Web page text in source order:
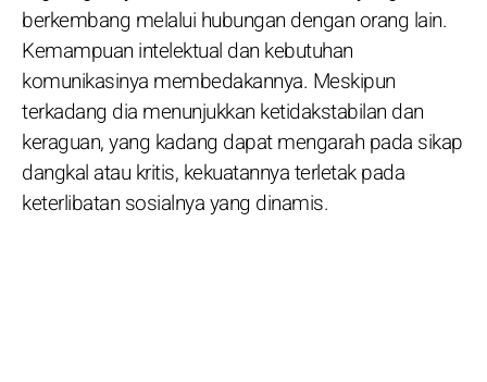
berkembang melalui hubungan dengan orang lain.
Kemampuan intelektual dan kebutuhan
komunikasinya membedakannya. Meskipun
terkadang dia menunjukkan ketidakstabilan dan
keraguan, yang kadang dapat mengarah pada sikap
dangkal atau kritis, kekuatannya terletak pada
keterlibatan sosialnya yang dinamis.